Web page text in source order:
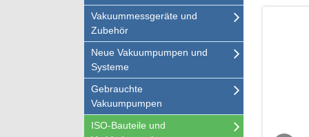
Vakuummessgeräte und
Zubehör
Neue Vakuumpumpen und
Systeme
Gebrauchte
Vakuumpumpen
ISO-Bauteile und